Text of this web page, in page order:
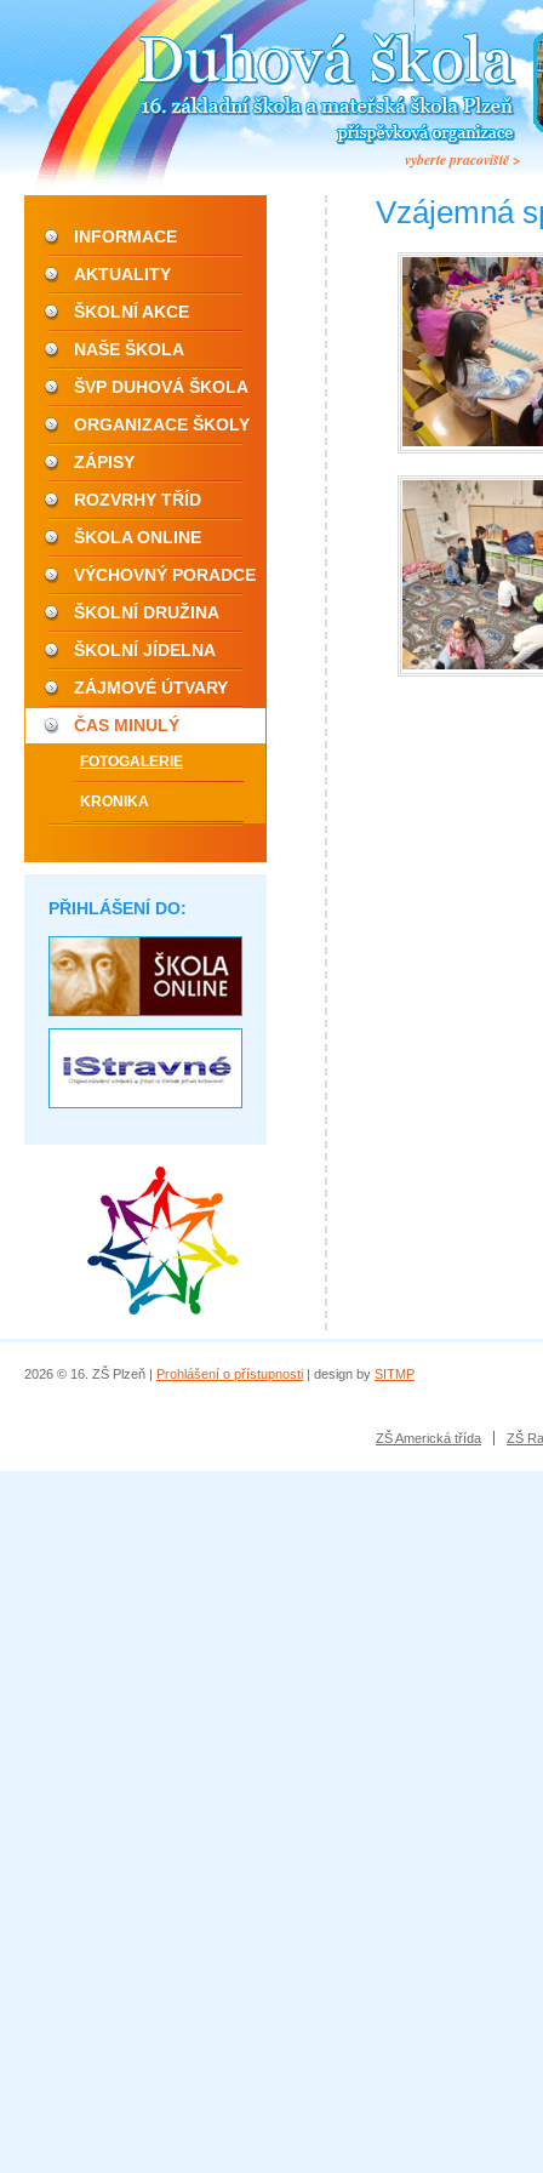
vyberte pracoviště >
INFORMACE
AKTUALITY
ŠKOLNÍ AKCE
NAŠE ŠKOLA
ŠVP DUHOVÁ ŠKOLA
ORGANIZACE ŠKOLY
ZÁPISY
ROZVRHY TŘÍD
ŠKOLA ONLINE
VÝCHOVNÝ PORADCE
ŠKOLNÍ DRUŽINA
ŠKOLNÍ JÍDELNA
ZÁJMOVÉ ÚTVARY
ČAS MINULÝ
FOTOGALERIE
KRONIKA
PŘIHLÁŠENÍ DO:
Vzájemná
2026 © 16. ZŠ Plzeň | Prohlášení o přístupnosti | design by SITMP
ZŠ Americká třída ZŠ